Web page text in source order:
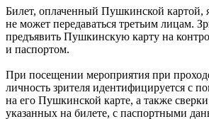
Билет, оплаченный Пушкинской картой,
не может передаваться третьим лицам.
предъявить Пушкинскую карту на
и паспортом.
При посещении мероприятия при
личность зрителя идентифицируется с
на его Пушкинской карте, а также
указанных на билете, с паспортными